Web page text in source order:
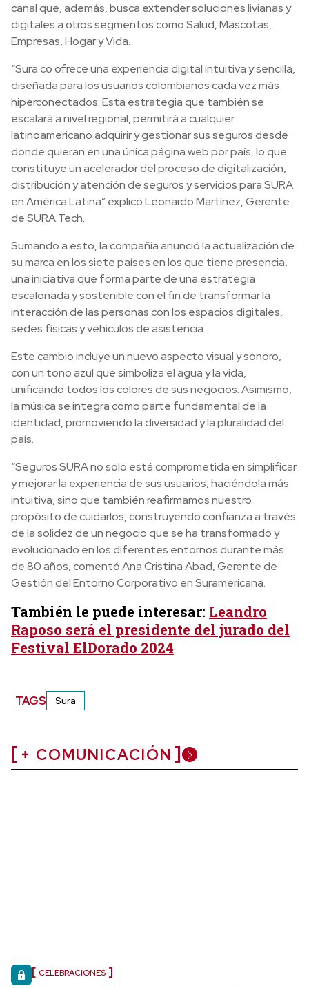
canal que, además, busca extender soluciones livianas y
digitales a otros segmentos como Salud, Mascotas,
Empresas, Hogar y Vida.
“Sura.co ofrece una experiencia digital intuitiva y sencilla,
diseñada para los usuarios colombianos cada vez más
hiperconectados. Esta estrategia que también se
escalará a nivel regional, permitirá a cualquier
latinoamericano adquirir y gestionar sus seguros desde
donde quieran en una única página web por país, lo que
constituye un acelerador del proceso de digitalización,
distribución y atención de seguros y servicios para SURA
en América Latina” explicó Leonardo Martínez, Gerente
de SURA Tech.
Sumando a esto, la compañía anunció la actualización de
su marca en los siete países en los que tiene presencia,
una iniciativa que forma parte de una estrategia
escalonada y sostenible con el fin de transformar la
interacción de las personas con los espacios digitales,
sedes físicas y vehículos de asistencia.
Este cambio incluye un nuevo aspecto visual y sonoro,
con un tono azul que simboliza el agua y la vida,
unificando todos los colores de sus negocios. Asimismo,
la música se integra como parte fundamental de la
identidad, promoviendo la diversidad y la pluralidad del
país.
“Seguros SURA no solo está comprometida en simplificar
y mejorar la experiencia de sus usuarios, haciéndola más
intuitiva, sino que también reafirmamos nuestro
propósito de cuidarlos, construyendo confianza a través
de la solidez de un negocio que se ha transformado y
evolucionado en los diferentes entornos durante más
de 80 años, comentó Ana Cristina Abad, Gerente de
Gestión del Entorno Corporativo en Suramericana.
También le puede interesar: Leandro
Raposo será el presidente del jurado del
Festival ElDorado 2024
TAGS Sura
+ COMUNICACIÓN
CELEBRACIONES